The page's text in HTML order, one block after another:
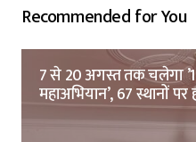
Recommended for You
7 से 20 अगस्त तक चलेगा
महाअभियान’, 67 स्थानों